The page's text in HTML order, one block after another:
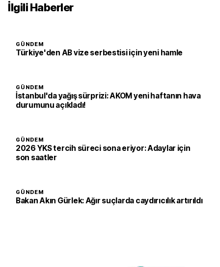
İlgili Haberler
GÜNDEM
Türkiye'den AB vize serbestisi için yeni hamle
GÜNDEM
İstanbul'da yağış sürprizi: AKOM yeni haftanın hava
durumunu açıkladı!
GÜNDEM
2026 YKS tercih süreci sona eriyor: Adaylar için
son saatler
GÜNDEM
Bakan Akın Gürlek: Ağır suçlarda caydırıcılık artırıldı